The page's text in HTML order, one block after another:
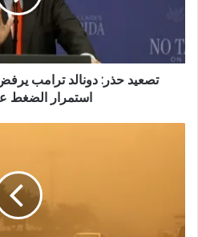
ب
تصعيد حذر: دونالد ترامب يرفض
استمرار الضغط